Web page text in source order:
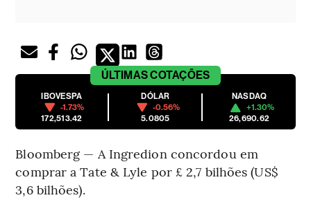
ÚLTIMASCOTAÇÕES
IBOVESPA
-1.73%
172,513.42
DÓLAR
-0.56%
5.0805
NASDAQ
+1.30%
26,690.62
Bloomberg — A Ingredion concordou em
comprar a Tate & Lyle por £ 2,7 bilhões (US$
3,6 bilhões).